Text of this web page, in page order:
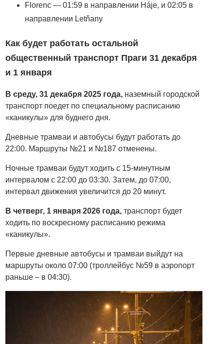
Florenc — 01:59 в направлении Háje, и 02:05 в
направлении Letňany
Как будет работать остальной
общественный транспорт Праги 31 декабря
и 1 января
В среду, 31 декабря 2025 года, наземный городской
транспорт поедет по специальному расписанию
«каникулы» для буднего дня.
Дневные трамваи и автобусы будут работать до
22:00. Маршруты №21 и №187 отменены.
Ночные трамваи будут ходить с 15-минутным
интервалом с 22:00 до 03:30. Затем, до 07:00,
интервал движения увеличится до 20 минут.
В четверг, 1 января 2026 года,транспорт будет
ходить по воскресному расписанию режима
«каникулы».
Первые дневные автобусы и трамваи выйдут на
маршруты около 07:00 (троллейбус №59 в аэропорт
раньше – в 04:30).